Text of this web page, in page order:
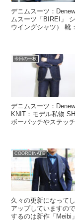
デニムスーツ：
ムスーツ「BIREI」
ウイングシャツ） 靴
今日の一枚
デニムスーツ：
KNIT：モデル私物
ボーパッチやステッ
COORDINATE
久々の更新になって
アップしていますので 是
するのは新作「Meibi